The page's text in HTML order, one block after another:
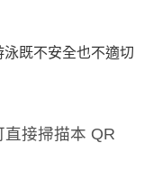
泳既不安全也不適切
直接掃描本 QR